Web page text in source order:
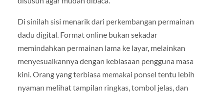
Di sinilah sisi menarik dari perkembangan permainan
dadu digital. Format online bukan sekadar
memindahkan permainan lama ke layar, melainkan
menyesuaikannya dengan kebiasaan pengguna masa
kini. Orang yang terbiasa memakai ponsel tentu lebih
nyaman melihat tampilan ringkas, tombol jelas, dan